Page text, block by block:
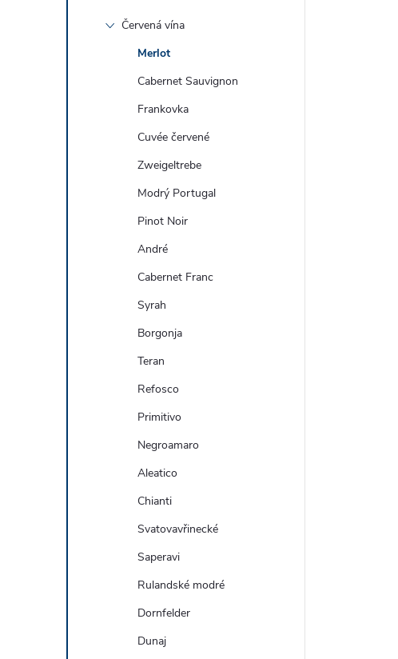
Červená vína
Merlot
Cabernet Sauvignon
Frankovka
Cuvée červené
Zweigeltrebe
Modrý Portugal
Pinot Noir
André
Cabernet Franc
Syrah
Borgonja
Teran
Refosco
Primitivo
Negroamaro
Aleatico
Chianti
Svatovavřinecké
Saperavi
Rulandské modré
Dornfelder
Dunaj